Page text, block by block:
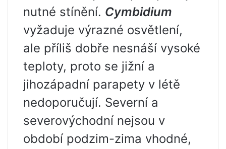
nutné stínění. Cymbidium
vyžaduje výrazné osvětlení,
ale příliš dobře nesnáší vysoké
teploty, proto se jižní a
jihozápadní parapety v létě
nedoporučují. Severní a
severovýchodní nejsou v
období podzim-zima vhodné,